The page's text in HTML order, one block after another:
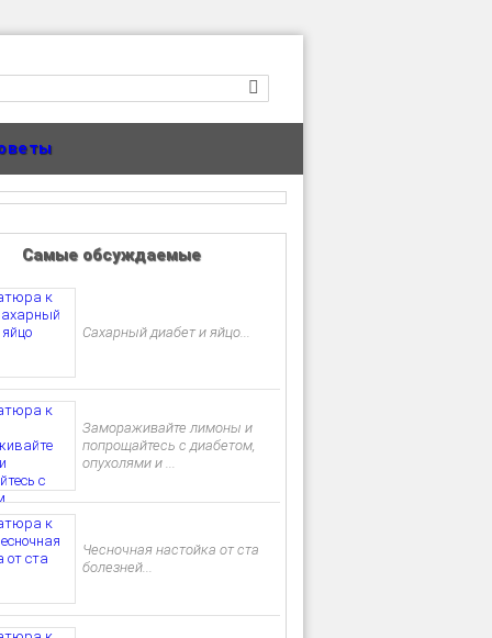
Самые обсуждаемые
Сахарный диабет и яйцо...
Замораживайте лимоны и
попрощайтесь с диабетом,
опухолями и ...
Чесночная настойка от ста
болезней...